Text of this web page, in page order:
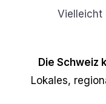
Vielleicht
Die Schweiz
Lokales,